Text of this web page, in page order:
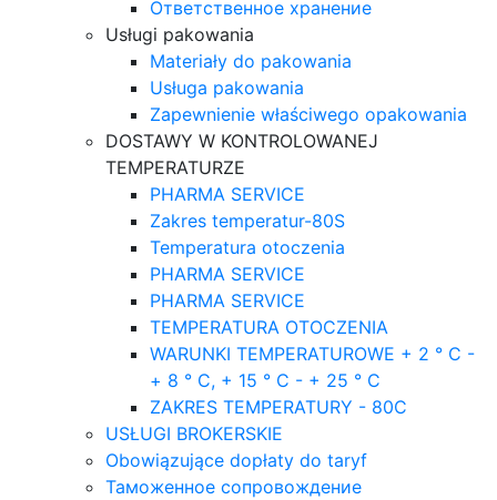
Ответственное хранение
Usługi pakowania
Materiały do pakowania
Usługa pakowania
Zapewnienie właściwego opakowania
DOSTAWY W KONTROLOWANEJ
TEMPERATURZE
PHARMA SERVICE
Zakres temperatur-80S
Temperatura otoczenia
PHARMA SERVICE
PHARMA SERVICE
TEMPERATURA OTOCZENIA
WARUNKI TEMPERATUROWE + 2 ° C -
+ 8 ° C, + 15 ° C - + 25 ° C
ZAKRES TEMPERATURY - 80C
USŁUGI BROKERSKIE
Obowiązujące dopłaty do taryf
Таможенное сопровождение